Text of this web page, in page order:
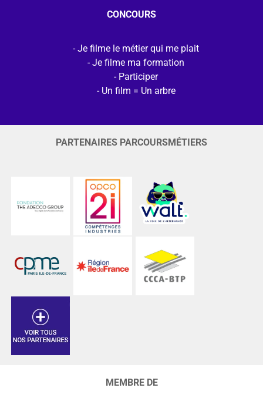
CONCOURS
Je filme le métier qui me plait
Je filme ma formation
Participer
Un film = Un arbre
PARTENAIRES PARCOURSMÉTIERS
MEMBRE DE